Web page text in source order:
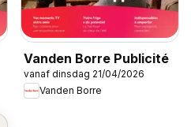
Vanden Borre Publicité
vanaf dinsdag 21/04/2026
Vanden Borre